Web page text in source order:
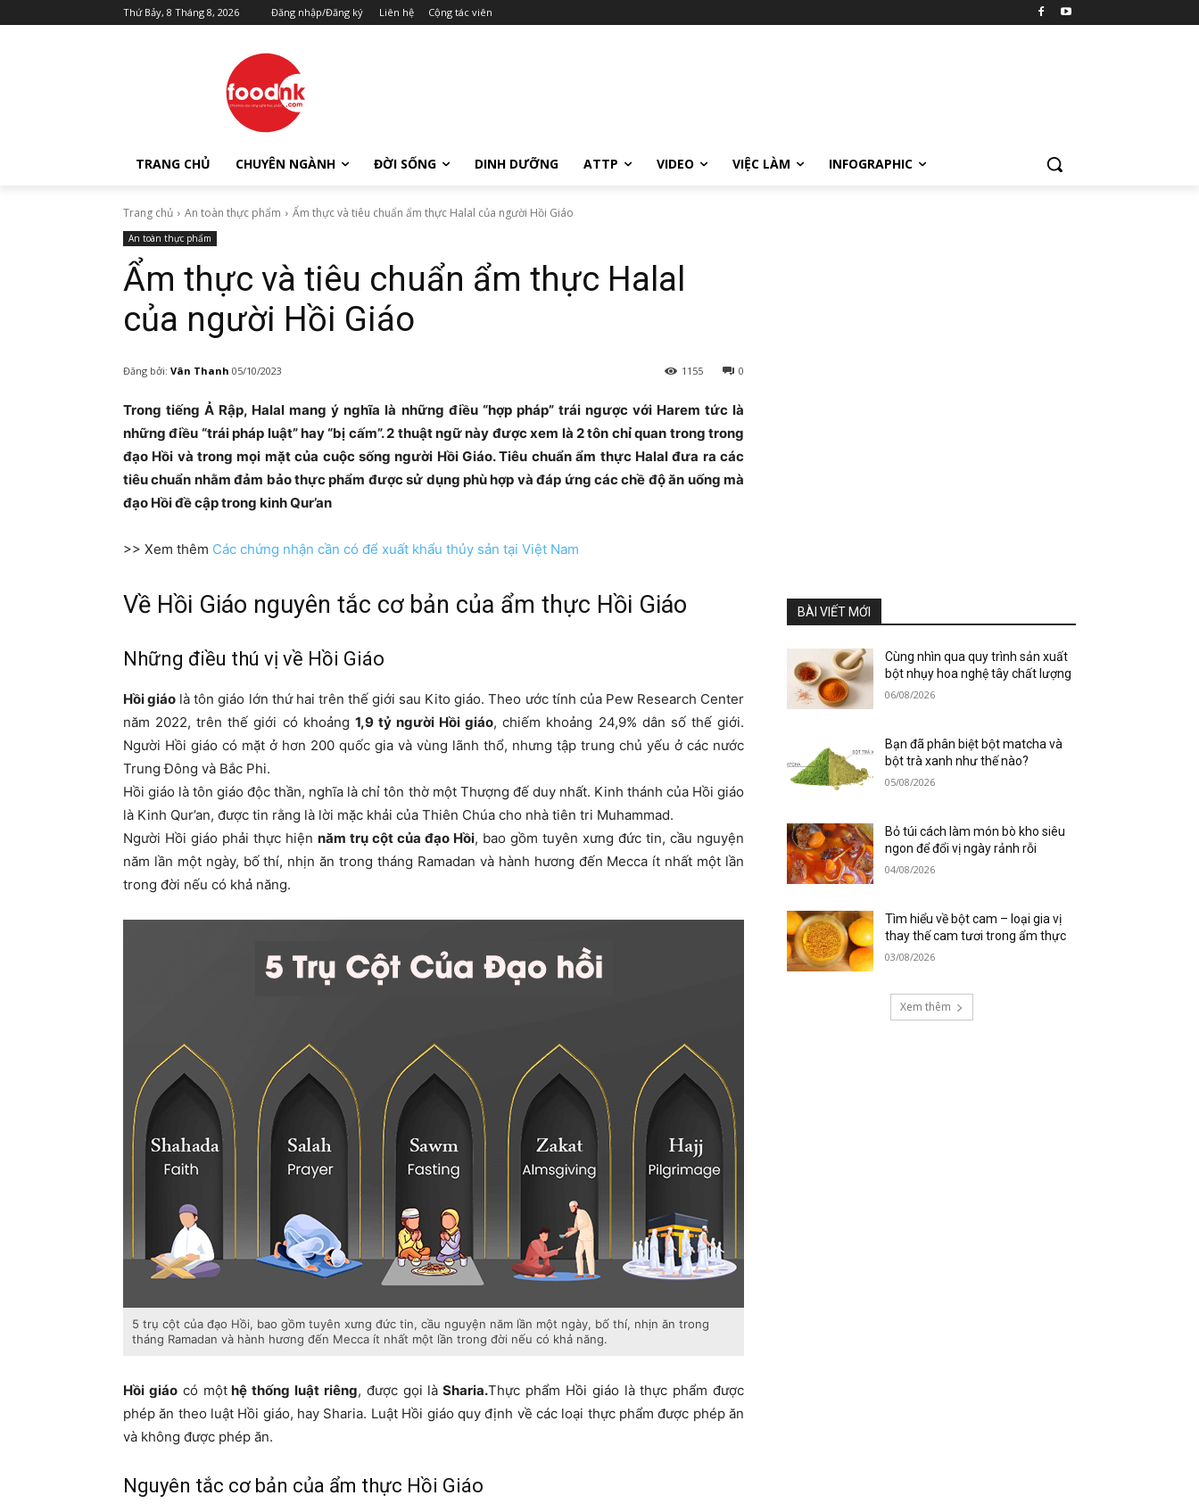
Thứ Bảy, 8 Tháng 8, 2026 Đăng nhập/Đăng ký Liên hệ Cộng tác viên
TRANG CHỦ CHUYÊN NGÀNH ĐỜI SỐNG DINH DƯỠNG ATTP VIDEO VIỆC LÀM INFOGRAPHIC
Trang chủ An toàn thực phẩm Ẩm thực và tiêu chuẩn ẩm thực Halal của người Hồi Giáo
An toàn thực phẩm
Ẩm thực và tiêu chuẩn ẩm thực Halal
của người Hồi Giáo
Đăng bởi: Vân Thanh 05/10/2023 0
1155
Trong tiếng Ả Rập, Halal mang ý nghĩa là những điều “hợp pháp” trái ngược với Harem tức là
những điều “trái pháp luật” hay “bị cấm”. 2 thuật ngữ này được xem là 2 tôn chỉ quan trong trong
đạo Hồi và trong mọi mặt của cuộc sống người Hồi Giáo. Tiêu chuẩn ẩm thực Halal đưa ra các
tiêu chuẩn nhằm đảm bảo thực phẩm được sử dụng phù hợp và đáp ứng các chề độ ăn uống mà
đạo Hồi đề cập trong kinh Qur’an
>> Xem thêm Các chứng nhận cần có để xuất khẩu thủy sản tại Việt Nam
Về Hồi Giáo nguyên tắc cơ bản của ẩm thực Hồi Giáo
Những điều thú vị về Hồi Giáo
Hồi giáo là tôn giáo lớn thứ hai trên thế giới sau Kito giáo. Theo ước tính của Pew Research Center
năm 2022, trên thế giới có khoảng 1,9 tỷ người Hồi giáo, chiếm khoảng 24,9% dân số thế giới.
Người Hồi giáo có mặt ở hơn 200 quốc gia và vùng lãnh thổ, nhưng tập trung chủ yếu ở các nước
Trung Đông và Bắc Phi.
Hồi giáo là tôn giáo độc thần, nghĩa là chỉ tôn thờ một Thượng đế duy nhất. Kinh thánh của Hồi giáo
là Kinh Qur’an, được tin rằng là lời mặc khải của Thiên Chúa cho nhà tiên tri Muhammad.
Người Hồi giáo phải thực hiện năm trụ cột của đạo Hồi, bao gồm tuyên xưng đức tin, cầu nguyện
năm lần một ngày, bố thí, nhịn ăn trong tháng Ramadan và hành hương đến Mecca ít nhất một lần
trong đời nếu có khả năng.
5 trụ cột của đạo Hồi, bao gồm tuyên xưng đức tin, cầu nguyện năm lần một ngày, bố thí, nhịn ăn trong
tháng Ramadan và hành hương đến Mecca ít nhất một lần trong đời nếu có khả năng.
Hồi giáocó mộthệ thống luật riêng, được gọi là Sharia.Thực phẩm Hồi giáo là thực phẩm được
phép ăn theo luật Hồi giáo, hay Sharia. Luật Hồi giáo quy định về các loại thực phẩm được phép ăn
và không được phép ăn.
Nguyên tắc cơ bản của ẩm thực Hồi Giáo
BÀI VIẾT MỚI
Cùng nhìn qua quy trình sản xuất
bột nhụy hoa nghệ tây chất lượng
06/08/2026
Bạn đã phân biệt bột matcha và
bột trà xanh như thế nào?
05/08/2026
Bỏ túi cách làm món bò kho siêu
ngon để đổi vị ngày rảnh rỗi
04/08/2026
Tìm hiểu về bột cam – loại gia vị
thay thế cam tươi trong ẩm thực
03/08/2026
Xem thêm